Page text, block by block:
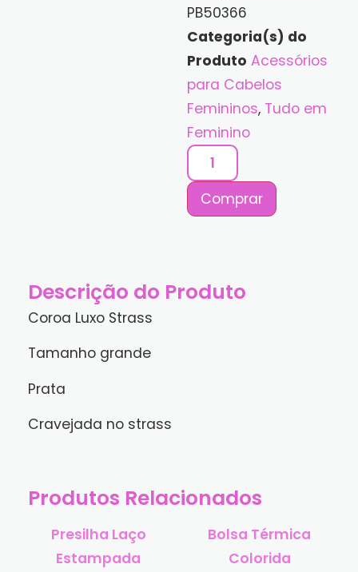
PB50366
Categoria(s) do
Produto Acessórios
para Cabelos
Femininos, Tudo em
Feminino
Comprar
Descrição do Produto
Coroa Luxo Strass
Tamanho grande
Prata
Cravejada no strass
Produtos Relacionados
Presilha Laço
Estampada
Bolsa Térmica
Colorida